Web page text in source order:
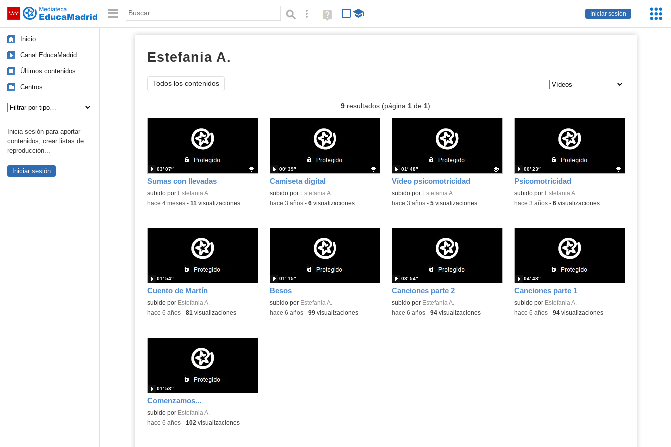
Saltar navegación
Iniciar sesión
Palabra o frase: Búsqueda avanzada
Ayuda
(en
Inicio
Canal EducaMadrid
Últimos contenidos
Centros
Inicia sesión para aportar
contenidos, crear listas de
reproducción...
Iniciar sesión
Estefania A.
Todos los contenidos
9resultados (página 1de 1)
Sumas con llevadas
Contenido educativo.
subido por Estefania A.
03′ 07″
-hace 4 meses- 11 visualizaciones
Camiseta digital
Contenido educativo.
subido por Estefania A.
00′ 39″
-hace 3 años- 6visualizaciones
Vídeo psicomotricidad
Contenido educativo.
subido por Estefania A.
01′ 48″
-hace 3 años- 5visualizaciones
Psicomotricidad
Contenido educativo.
subido por Estefania A.
00′ 23″
-hace 3 años- 6visualizaciones
Cuento de Martín
subido por Estefania A.
01′ 54″
-hace 6 años- 81 visualizaciones
Besos
subido por Estefania A.
01′ 15″
-hace 6 años- 99visualizaciones
Canciones parte 2
subido por Estefania A.
03′ 54″
-hace 6 años- 94visualizaciones
Canciones parte 1
subido por Estefania A.
04′ 48″
-hace 6 años- 94visualizaciones
Comenzamos...
subido por Estefania A.
01′ 53″
-hace 6 años- 102 visualizaciones